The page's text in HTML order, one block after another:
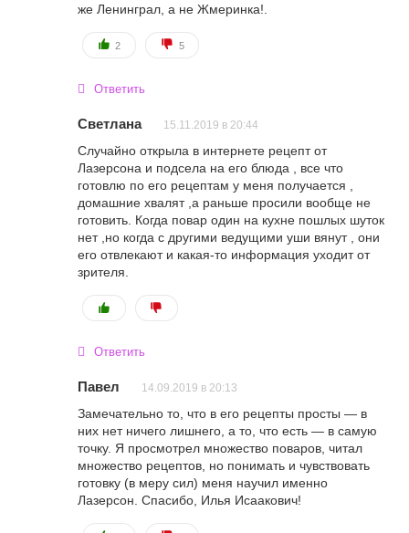
же Ленинграл, а не Жмеринка!.
2 5
Ответить
Светлана 15.11.2019 в 20:44
Случайно открыла в интернете рецепт от
Лазерсона и подсела на его блюда , все что
готовлю по его рецептам у меня получается ,
домашние хвалят ,а раньше просили вообще не
готовить. Когда повар один на кухне пошлых шуток
нет ,но когда с другими ведущими уши вянут , они
его отвлекают и какая-то информация уходит от
зрителя.
Ответить
Павел 14.09.2019 в 20:13
Замечательно то, что в его рецепты просты — в
них нет ничего лишнего, а то, что есть — в самую
точку. Я просмотрел множество поваров, читал
множество рецептов, но понимать и чувствовать
готовку (в меру сил) меня научил именно
Лазерсон. Спасибо, Илья Исаакович!